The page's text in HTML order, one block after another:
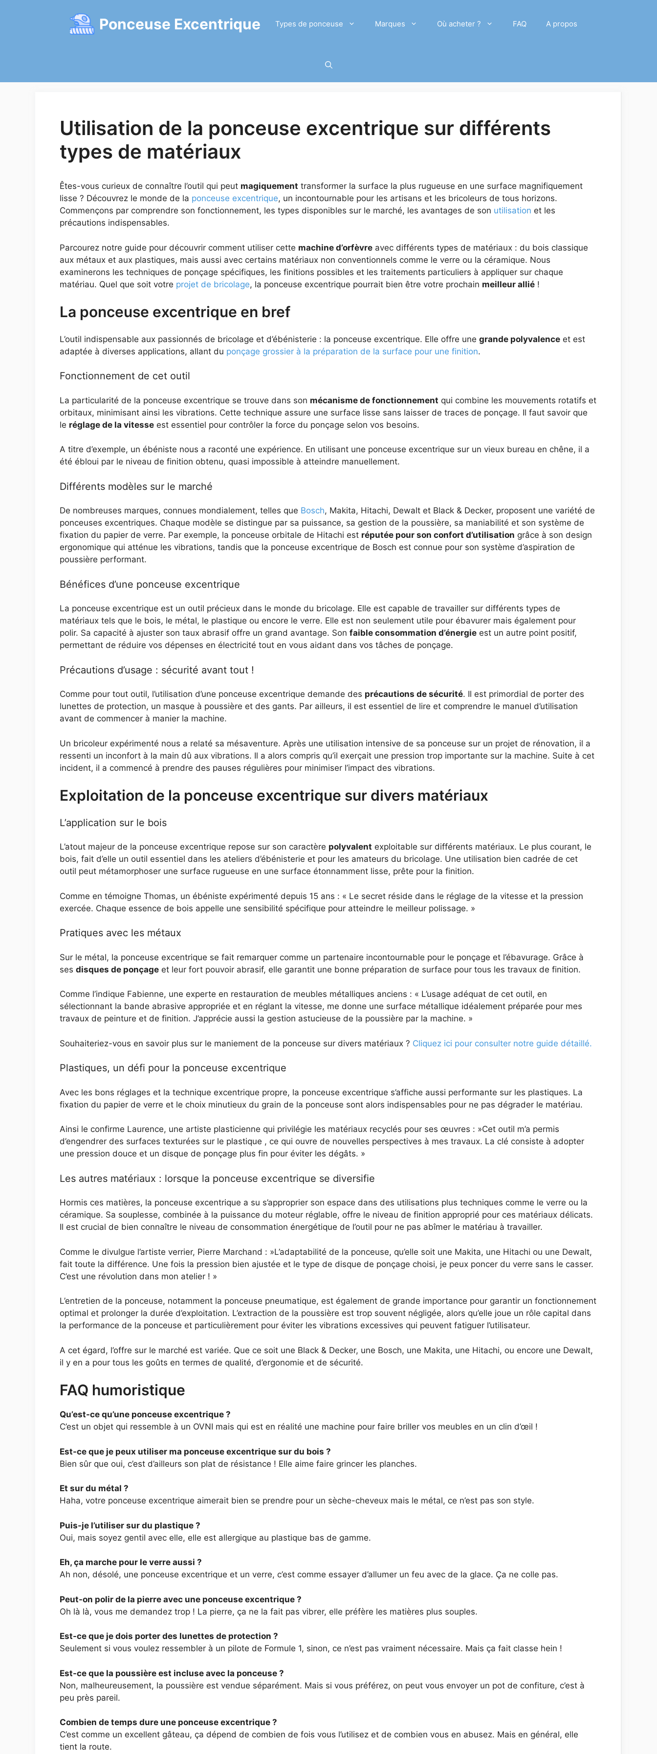
Ponceuse Excentrique Types de ponceuse Marques Où acheter ? FAQ A propos
Utilisation de la ponceuse excentrique sur différents
types de matériaux
Êtes-vous curieux de connaître l’outil qui peut magiquement transformer la surface la plus rugueuse en une surface magnifiquement
lisse ? Découvrez le monde de la ponceuse excentrique, un incontournable pour les artisans et les bricoleurs de tous horizons.
Commençons par comprendre son fonctionnement, les types disponibles sur le marché, les avantages de son utilisation et les
précautions indispensables.
Parcourez notre guide pour découvrir comment utiliser cette machine d’orfèvre avec différents types de matériaux : du bois classique
aux métaux et aux plastiques, mais aussi avec certains matériaux non conventionnels comme le verre ou la céramique. Nous
examinerons les techniques de ponçage spécifiques, les finitions possibles et les traitements particuliers à appliquer sur chaque
matériau. Quel que soit votre projet de bricolage, la ponceuse excentrique pourrait bien être votre prochain meilleur allié !
La ponceuse excentrique en bref
L’outil indispensable aux passionnés de bricolage et d’ébénisterie : la ponceuse excentrique. Elle offre une grande polyvalence et est
adaptée à diverses applications, allant du ponçage grossier à la préparation de la surface pour une finition.
Fonctionnement de cet outil
La particularité de la ponceuse excentrique se trouve dans son mécanisme de fonctionnement qui combine les mouvements rotatifs et
orbitaux, minimisant ainsi les vibrations. Cette technique assure une surface lisse sans laisser de traces de ponçage. Il faut savoir que
le réglage de la vitesse est essentiel pour contrôler la force du ponçage selon vos besoins.
A titre d’exemple, un ébéniste nous a raconté une expérience. En utilisant une ponceuse excentrique sur un vieux bureau en chêne, il a
été ébloui par le niveau de finition obtenu, quasi impossible à atteindre manuellement.
Différents modèles sur le marché
De nombreuses marques, connues mondialement, telles que Bosch, Makita, Hitachi, Dewalt et Black & Decker, proposent une variété de
ponceuses excentriques. Chaque modèle se distingue par sa puissance, sa gestion de la poussière, sa maniabilité et son système de
fixation du papier de verre. Par exemple, la ponceuse orbitale de Hitachi est réputée pour son confort d’utilisation grâce à son design
ergonomique qui atténue les vibrations, tandis que la ponceuse excentrique de Bosch est connue pour son système d’aspiration de
poussière performant.
Bénéfices d’une ponceuse excentrique
La ponceuse excentrique est un outil précieux dans le monde du bricolage. Elle est capable de travailler sur différents types de
matériaux tels que le bois, le métal, le plastique ou encore le verre. Elle est non seulement utile pour ébavurer mais également pour
polir. Sa capacité à ajuster son taux abrasif offre un grand avantage. Son faible consommation d’énergie est un autre point positif,
permettant de réduire vos dépenses en électricité tout en vous aidant dans vos tâches de ponçage.
Précautions d’usage : sécurité avant tout !
Comme pour tout outil, l’utilisation d’une ponceuse excentrique demande des précautions de sécurité. Il est primordial de porter des
lunettes de protection, un masque à poussière et des gants. Par ailleurs, il est essentiel de lire et comprendre le manuel d’utilisation
avant de commencer à manier la machine.
Un bricoleur expérimenté nous a relaté sa mésaventure. Après une utilisation intensive de sa ponceuse sur un projet de rénovation, il a
ressenti un inconfort à la main dû aux vibrations. Il a alors compris qu’il exerçait une pression trop importante sur la machine. Suite à cet
incident, il a commencé à prendre des pauses régulières pour minimiser l’impact des vibrations.
Exploitation de la ponceuse excentrique sur divers matériaux
L’application sur le bois
L’atout majeur de la ponceuse excentrique repose sur son caractère polyvalent exploitable sur différents matériaux. Le plus courant, le
bois, fait d’elle un outil essentiel dans les ateliers d’ébénisterie et pour les amateurs du bricolage. Une utilisation bien cadrée de cet
outil peut métamorphoser une surface rugueuse en une surface étonnamment lisse, prête pour la finition.
Comme en témoigne Thomas, un ébéniste expérimenté depuis 15 ans : « Le secret réside dans le réglage de la vitesse et la pression
exercée. Chaque essence de bois appelle une sensibilité spécifique pour atteindre le meilleur polissage. »
Pratiques avec les métaux
Sur le métal, la ponceuse excentrique se fait remarquer comme un partenaire incontournable pour le ponçage et l’ébavurage. Grâce à
ses disques de ponçage et leur fort pouvoir abrasif, elle garantit une bonne préparation de surface pour tous les travaux de finition.
Comme l’indique Fabienne, une experte en restauration de meubles métalliques anciens : « L’usage adéquat de cet outil, en
sélectionnant la bande abrasive appropriée et en réglant la vitesse, me donne une surface métallique idéalement préparée pour mes
travaux de peinture et de finition. J’apprécie aussi la gestion astucieuse de la poussière par la machine. »
Souhaiteriez-vous en savoir plus sur le maniement de la ponceuse sur divers matériaux ? Cliquez ici pour consulter notre guide détaillé.
Plastiques, un défi pour la ponceuse excentrique
Avec les bons réglages et la technique excentrique propre, la ponceuse excentrique s’affiche aussi performante sur les plastiques. La
fixation du papier de verre et le choix minutieux du grain de la ponceuse sont alors indispensables pour ne pas dégrader le matériau.
Ainsi le confirme Laurence, une artiste plasticienne qui privilégie les matériaux recyclés pour ses œuvres : »Cet outil m’a permis
d’engendrer des surfaces texturées sur le plastique , ce qui ouvre de nouvelles perspectives à mes travaux. La clé consiste à adopter
une pression douce et un disque de ponçage plus fin pour éviter les dégâts. »
Les autres matériaux : lorsque la ponceuse excentrique se diversifie
Hormis ces matières, la ponceuse excentrique a su s’approprier son espace dans des utilisations plus techniques comme le verre ou la
céramique. Sa souplesse, combinée à la puissance du moteur réglable, offre le niveau de finition approprié pour ces matériaux délicats.
Il est crucial de bien connaître le niveau de consommation énergétique de l’outil pour ne pas abîmer le matériau à travailler.
Comme le divulgue l’artiste verrier, Pierre Marchand : »L’adaptabilité de la ponceuse, qu’elle soit une Makita, une Hitachi ou une Dewalt,
fait toute la différence. Une fois la pression bien ajustée et le type de disque de ponçage choisi, je peux poncer du verre sans le casser.
C’est une révolution dans mon atelier ! »
L’entretien de la ponceuse, notamment la ponceuse pneumatique, est également de grande importance pour garantir un fonctionnement
optimal et prolonger la durée d’exploitation. L’extraction de la poussière est trop souvent négligée, alors qu’elle joue un rôle capital dans
la performance de la ponceuse et particulièrement pour éviter les vibrations excessives qui peuvent fatiguer l’utilisateur.
A cet égard, l’offre sur le marché est variée. Que ce soit une Black & Decker, une Bosch, une Makita, une Hitachi, ou encore une Dewalt,
il y en a pour tous les goûts en termes de qualité, d’ergonomie et de sécurité.
FAQ humoristique
Qu’est-ce qu’une ponceuse excentrique ?
C’est un objet qui ressemble à un OVNI mais qui est en réalité une machine pour faire briller vos meubles en un clin d’œil !
Est-ce que je peux utiliser ma ponceuse excentrique sur du bois ?
Bien sûr que oui, c’est d’ailleurs son plat de résistance ! Elle aime faire grincer les planches.
Et sur du métal ?
Haha, votre ponceuse excentrique aimerait bien se prendre pour un sèche-cheveux mais le métal, ce n’est pas son style.
Puis-je l’utiliser sur du plastique ?
Oui, mais soyez gentil avec elle, elle est allergique au plastique bas de gamme.
Eh, ça marche pour le verre aussi ?
Ah non, désolé, une ponceuse excentrique et un verre, c’est comme essayer d’allumer un feu avec de la glace. Ça ne colle pas.
Peut-on polir de la pierre avec une ponceuse excentrique ?
Oh là là, vous me demandez trop ! La pierre, ça ne la fait pas vibrer, elle préfère les matières plus souples.
Est-ce que je dois porter des lunettes de protection ?
Seulement si vous voulez ressembler à un pilote de Formule 1, sinon, ce n’est pas vraiment nécessaire. Mais ça fait classe hein !
Est-ce que la poussière est incluse avec la ponceuse ?
Non, malheureusement, la poussière est vendue séparément. Mais si vous préférez, on peut vous envoyer un pot de confiture, c’est à
peu près pareil.
Combien de temps dure une ponceuse excentrique ?
C’est comme un excellent gâteau, ça dépend de combien de fois vous l’utilisez et de combien vous en abusez. Mais en général, elle
tient la route.